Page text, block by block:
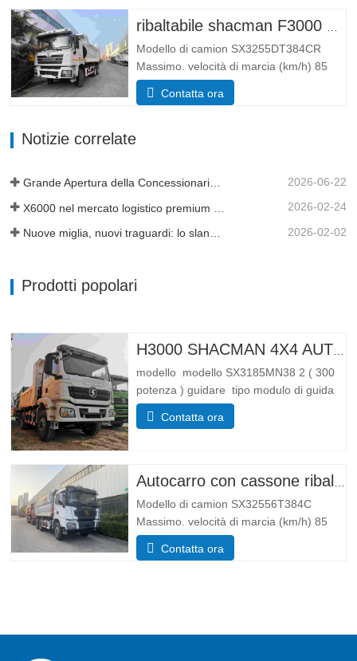
5600*2300*1500 Spessore (mm) Fondo
8, lato 6 Sistema di sollevamento
idraulico…
Modello di camion SX3255DT384CR
Massimo. velocità di marcia (km/h) 85
Sistema di guida 6×4 Dimensioni (L*P*A)
(mm) Complessivamente
Contatta ora
Notizie correlate
Grande Apertura della Concessionaria e Consegna della Flotta in Tanzania 2026-06-22
2026-02-24
2026-02-02
Prodotti popolari
modello modello SX3185MN38 2 ( 300
potenza ) guidare tipo modulo di guida
4*4 Peso parametro di peso Completare
frenare massa (kg) peso a vuoto 55 00
Complessivamente
Contatta ora
Modello di camion SX32556T384C
Massimo. velocità di marcia (km/h) 85
Sistema di guida 6×4 Dimensioni (L*P*A)
(mm) Complessivamente
Contatta ora